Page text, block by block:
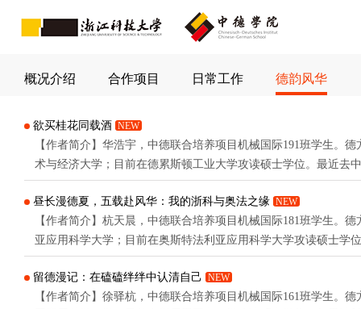
概况介绍 合作项目 日常工作 德韵风华
欲买桂花同载酒 NEW
【作者简介】华浩宇，中德联合培养项目机械国际191班学生。
术与经济大学；目前在德累斯顿工业大学攻读硕士学位。最近去
来兼职的朋友都会聊到大家彼此来到德国几年了？当时心里盘算
有点惊讶，我竟然已经来德国将近五年的时光了。现在想来这个
个在岗楼放哨的下午，那已经是我义务兵旅程的后半程。不少人
昼长漫德夏，五载赴风华：我的浙科与奥法之缘 NEW
【作者简介】杭天晨，中德联合培养项目机械国际181班学生。
亚应用科学大学；目前在奥斯特法利亚应用科学大学攻读硕士学
丁老师联系我写德韵风华的时候，我正好回母校浙科大办理毕业
2021年，初到德国的时候，一行人拖着沉重的行李箱，顶着疫情
始人生的一段新旅程。时光荏苒，转眼已是五年。五年的时间可
留德漫记：在磕磕绊绊中认清自己 NEW
【作者简介】徐驿杭，中德联合培养项目机械国际161班学生。